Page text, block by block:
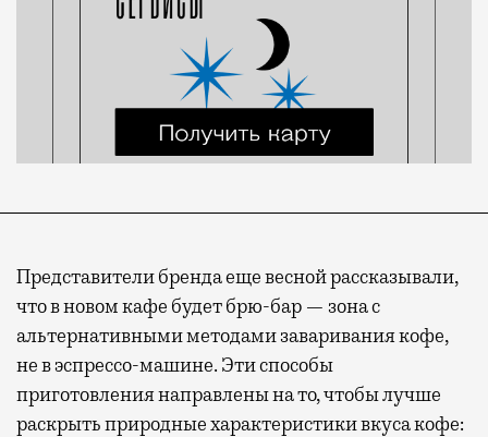
Представители бренда еще весной рассказывали,
что в новом кафе будет брю-бар — зона с
альтернативными методами заваривания кофе,
не в эспрессо-машине. Эти способы
приготовления направлены на то, чтобы лучше
раскрыть природные характеристики вкуса кофе: